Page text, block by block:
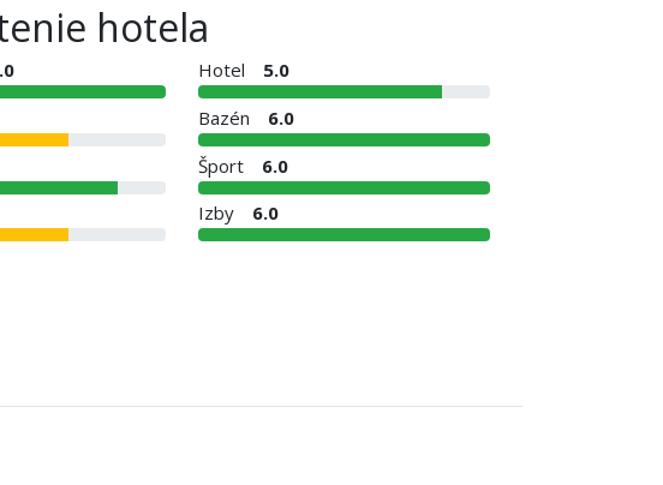
hotela
Hotel
5.0
Bazén
6.0
Šport
6.0
Izby 6.0